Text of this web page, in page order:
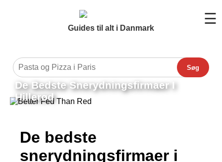
Guides til alt i Danmark
☰
Søg
De Bedste Snerydningsfirmaer I
Hillerød
De bedste
snerydningsfirmaer i